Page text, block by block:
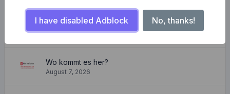
Wo kann ich es kriegen?
August 7, 2026
Wo kommt es her?
August 7, 2026
I have disabled Adblock No, thanks!